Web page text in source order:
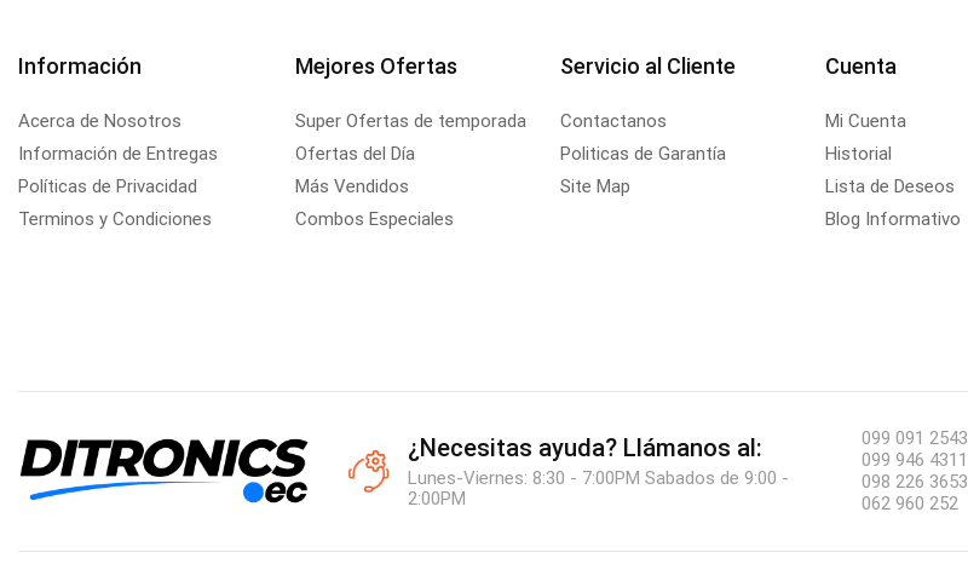
Información
Acerca de Nosotros
Información de Entregas
Políticas de Privacidad
Terminos y Condiciones
Mejores Ofertas
Super Ofertas de temporada
Ofertas del Día
Más Vendidos
Combos Especiales
Servicio al Cliente
Contactanos
Politicas de Garantía
Site Map
Cuenta
Mi Cuenta
Historial
Lista de Deseos
Blog Informativo
¿Necesitas ayuda? Llámanos al:
Lunes-Viernes: 8:30 - 7:00PM Sabados de 9:00 -
2:00PM
099 091 2543
099 946 4311
098 226 3653
062 960 252